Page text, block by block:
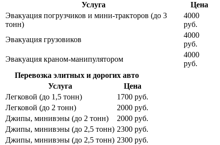
Услуга
Цена
Эвакуация погрузчиков и мини-тракторов (до 3
тонн)
4000
руб.
Эвакуация грузовиков
4000
руб.
Эвакуация краном-манипулятором
4000
руб.
Перевозка элитных и дорогих авто
Услуга
Цена
Легковой (до 1,5 тонн)
1700 руб.
Легковой (до 2 тонн)
2000 руб.
Джипы, минивэны (до 2 тонн)
2000 руб.
Джипы, минивэны (до 2,5 тонн) 2300 руб.
Джипы, минивэны (до 2,5 тонн) 2300 руб.